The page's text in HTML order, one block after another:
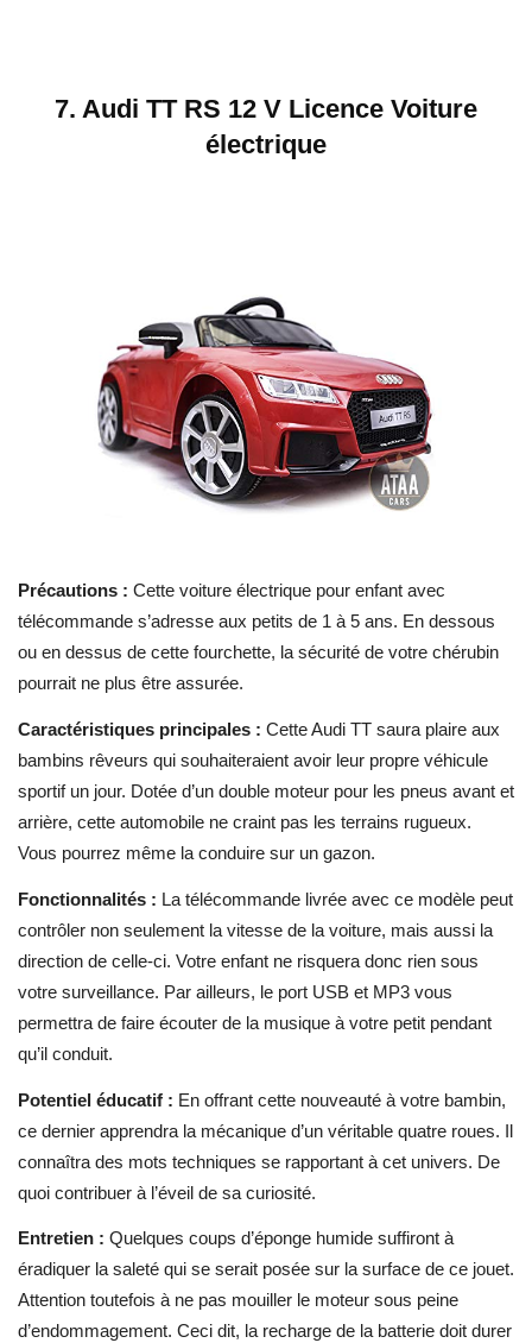
7. Audi TT RS 12 V Licence Voiture
électrique
Précautions : Cette voiture électrique pour enfant avec
télécommande s’adresse aux petits de 1 à 5 ans. En dessous
ou en dessus de cette fourchette, la sécurité de votre chérubin
pourrait ne plus être assurée.
Caractéristiques principales : Cette Audi TT saura plaire aux
bambins rêveurs qui souhaiteraient avoir leur propre véhicule
sportif un jour. Dotée d’un double moteur pour les pneus avant et
arrière, cette automobile ne craint pas les terrains rugueux.
Vous pourrez même la conduire sur un gazon.
Fonctionnalités : La télécommande livrée avec ce modèle peut
contrôler non seulement la vitesse de la voiture, mais aussi la
direction de celle-ci. Votre enfant ne risquera donc rien sous
votre surveillance. Par ailleurs, le port USB et MP3 vous
permettra de faire écouter de la musique à votre petit pendant
qu’il conduit.
Potentiel éducatif : En offrant cette nouveauté à votre bambin,
ce dernier apprendra la mécanique d’un véritable quatre roues. Il
connaîtra des mots techniques se rapportant à cet univers. De
quoi contribuer à l’éveil de sa curiosité.
Entretien : Quelques coups d’éponge humide suffiront à
éradiquer la saleté qui se serait posée sur la surface de ce jouet.
Attention toutefois à ne pas mouiller le moteur sous peine
d’endommagement. Ceci dit, la recharge de la batterie doit durer